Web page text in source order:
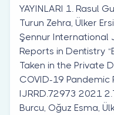
YAYINLARI 1. Rasul
Turun Zehra, Ülker
Şennur International
Reports in Dentistry
Taken in the Private
COVID-19 Pandemic
IJRRD.72973 2021
Burcu, Oğuz Esma,